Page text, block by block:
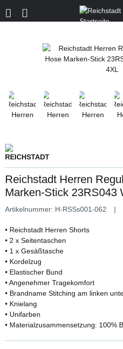
Reichstadt Herren
Marken-Stick 23RS043
Artikelnummer: H-RSSs001-062
• Reichstadt Herren Shorts
• 2 x Seitentaschen
• 1 x Gesäßtasche
• Kordelzug
• Elastischer Bund
• Angenehmer Tragekomfort
• Brandname Stitching am linken
• Knielang
• Unifarben
• Materialzusammensetzung: 100%